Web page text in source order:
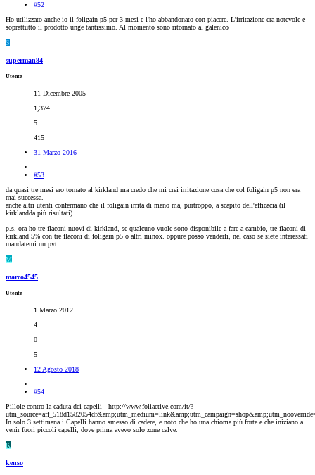
#52
Ho utilizzato anche io il foligain p5 per 3 mesi e l'ho abbandonato con piacere. L'irritazione era notevole e
soprattutto il prodotto unge tantissimo. Al momento sono ritornato al galenico
S
superman84
Utente
11 Dicembre 2005
1,374
5
415
31 Marzo 2016
#53
da quasi tre mesi ero tornato al kirkland ma credo che mi crei irritazione cosa che col foligain p5 non era
mai successa.
anche altri utenti confermano che il foligain irrita di meno ma, purtroppo, a scapito dell'efficacia (il
kirklandda più risultati).
p.s. ora ho tre flaconi nuovi di kirkland, se qualcuno vuole sono disponibile a fare a cambio, tre flaconi di
kirkland 5% con tre flaconi di foligain p5 o altri minox. oppure posso venderli, nel caso se siete interessati
mandatemi un pvt.
M
marco4545
Utente
1 Marzo 2012
4
0
5
12 Agosto 2018
#54
Pillole contro la caduta dei capelli - http://www.foliactive.com/it/?
In solo 3 settimana i Capelli hanno smesso di cadere, e noto che ho una chioma più forte e che iniziano a
venir fuori piccoli capelli, dove prima avevo solo zone calve.
K
kenso